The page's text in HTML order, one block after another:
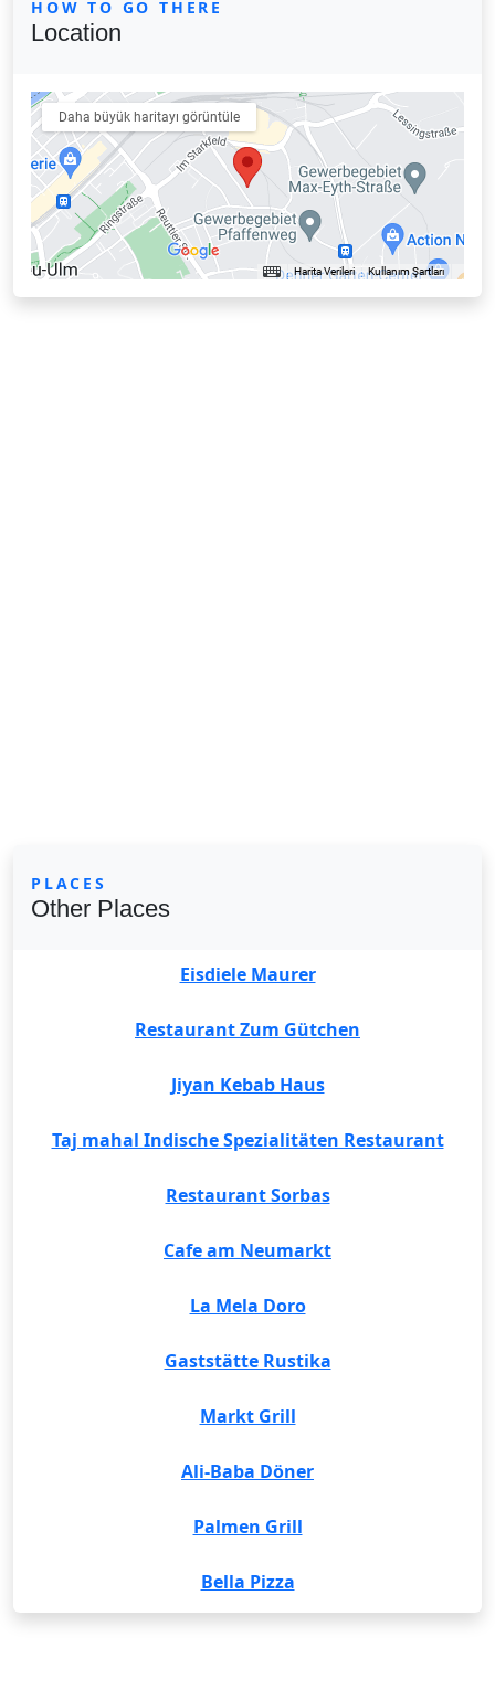
HOW TO GO THERE
Location
PLACES
Other Places
Eisdiele Maurer
Restaurant Zum Gütchen
Jiyan Kebab Haus
Taj mahal Indische Spezialitäten Restaurant
Restaurant Sorbas
Cafe am Neumarkt
La Mela Doro
Gaststätte Rustika
Markt Grill
Ali-Baba Döner
Palmen Grill
Bella Pizza